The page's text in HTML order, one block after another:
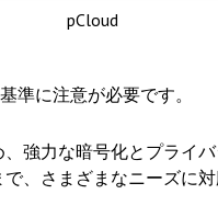
pCloud
準に注意が必要です。
強力な暗号化とプライ
、さまざまなニーズに